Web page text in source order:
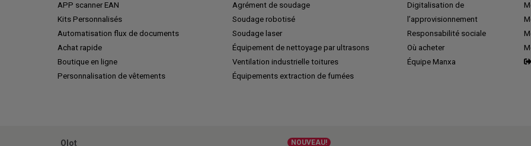
APP scanner EAN
Kits Personnalisés
Automatisation flux de documents
Achat rapide
Boutique en ligne
Personnalisation de vêtements
Agrément de soudage
Soudage robotisé
Soudage laser
Équipement de nettoyage par ultrasons
Ventilation industrielle toitures
Équipements extraction de fumées
Digitalisation de
l’approvisionnement
Responsabilité sociale
Où acheter
Équipe Manxa
Olot
NOUVEAU!